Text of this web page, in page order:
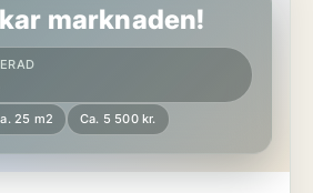
marknaden!
25 m2 Ca. 5 500 kr.